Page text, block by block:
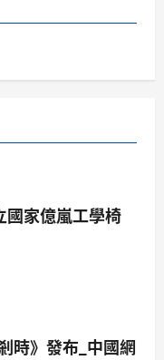
國家億嵐工學椅
時》發布_中國網